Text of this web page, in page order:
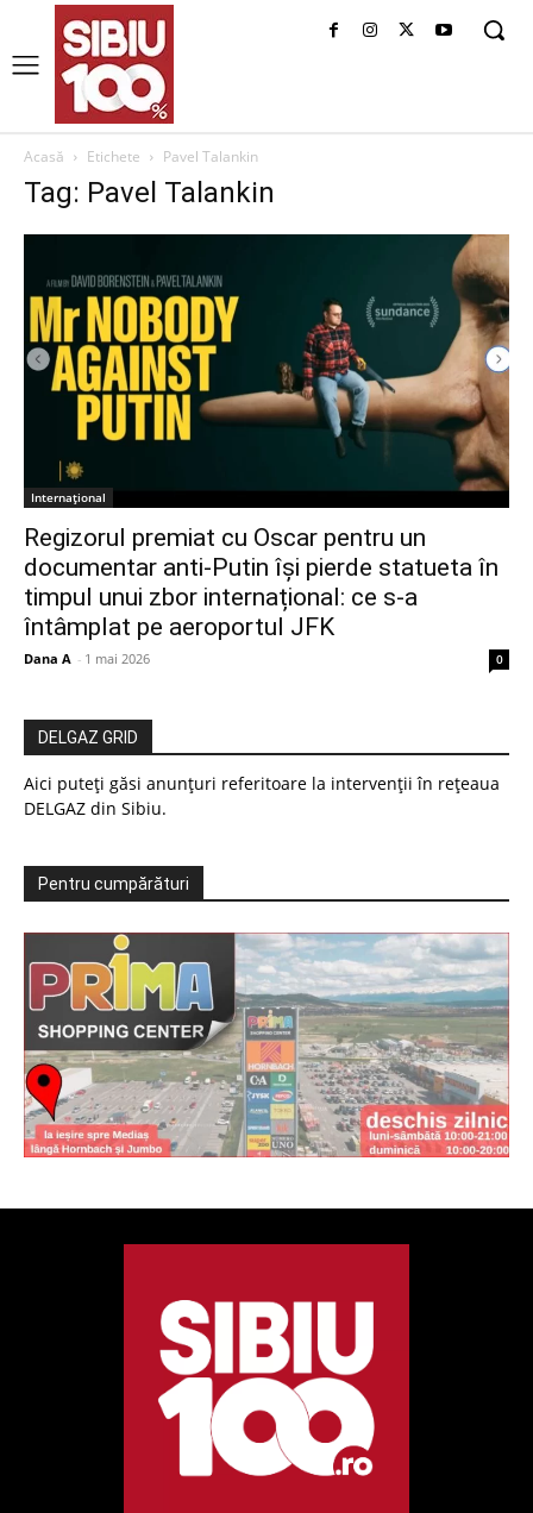
Acasă Etichete Pavel Talankin
Tag: Pavel Talankin
Internațional
Regizorul premiat cu Oscar pentru un
documentar anti-Putin își pierde statueta în
timpul unui zbor internațional: ce s-a
întâmplat pe aeroportul JFK
Dana A - 1 mai 2026 0
DELGAZ GRID
Aici puteți găsi anunțuri referitoare la intervenții în rețeaua
DELGAZ din Sibiu.
Pentru cumpărături